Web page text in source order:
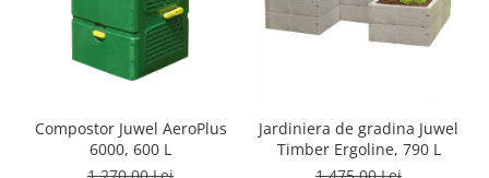
Compostor Juwel AeroPlus
6000, 600 L
Jardiniera de gradina Juwel
Timber Ergoline, 790 L